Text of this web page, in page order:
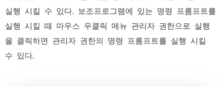
실행 시킬 수 있다. 보조프로그램에 있는 명령 프롬프트를
실행 시킬 때 마우스 우클릭 메뉴 관리자 권한으로 실행
을 클릭하면 관리자 권한의 명령 프롬프트를 실행 시킬
수 있다.